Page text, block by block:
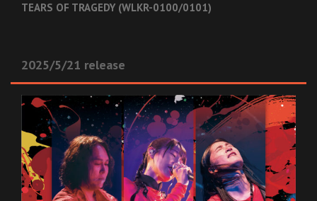
TEARS OF TRAGEDY (WLKR-0100/0101)
2025/5/21 release